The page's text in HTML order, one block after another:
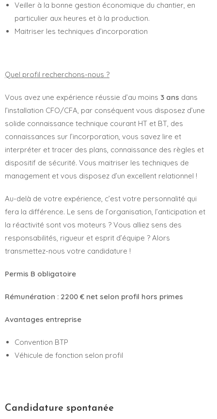
Veiller à la bonne gestion économique du chantier, en
particulier aux heures et à la production.
Maitriser les techniques d’incorporation
Quel profil recherchons-nous ?
Vous avez une expérience réussie d’au moins 3 ans dans
l’installation CFO/CFA, par conséquent vous disposez d’une
solide connaissance technique courant HT et BT, des
connaissances sur l’incorporation, vous savez lire et
interpréter et tracer des plans, connaissance des règles et
dispositif de sécurité. Vous maitriser les techniques de
management et vous disposez d’un excellent relationnel !
Au-delà de votre expérience, c’est votre personnalité qui
fera la différence. Le sens de l’organisation, l’anticipation et
la réactivité sont vos moteurs ? Vous alliez sens des
responsabilités, rigueur et esprit d’équipe ? Alors
transmettez-nous votre candidature !
Permis B obligatoire
Rémunération : 2200 € net selon profil hors primes
Avantages entreprise
Convention BTP
Véhicule de fonction selon profil
Candidature spontanée